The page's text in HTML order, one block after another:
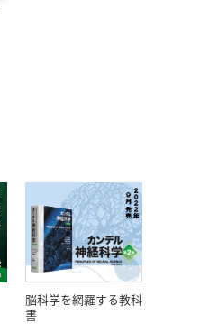
脳科学を網羅する教科
書